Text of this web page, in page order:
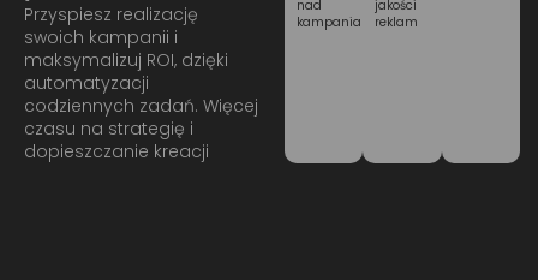
Przyspiesz realizację
swoich kampanii i
maksymalizuj ROI, dzięki
automatyzacji
codziennych zadań. Więcej
czasu na strategię i
dopieszczanie kreacji
nad
kampaniami
jakości
reklam